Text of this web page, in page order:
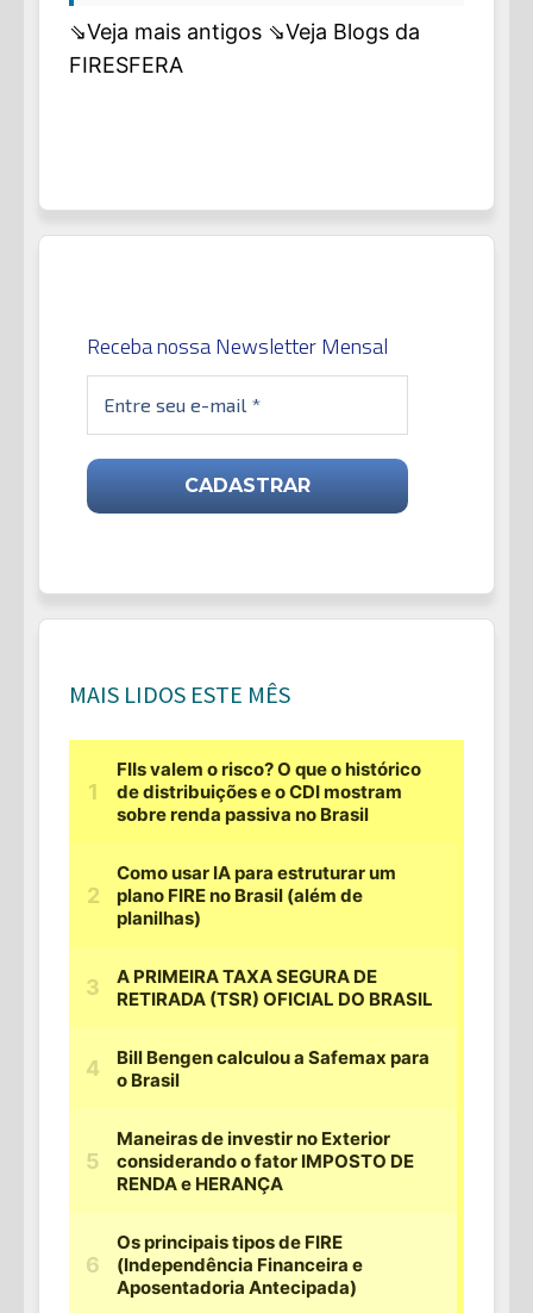
⇘Veja mais antigos ⇘Veja Blogs da
FIRESFERA
Receba nossa Newsletter Mensal
MAIS LIDOS ESTE MÊS